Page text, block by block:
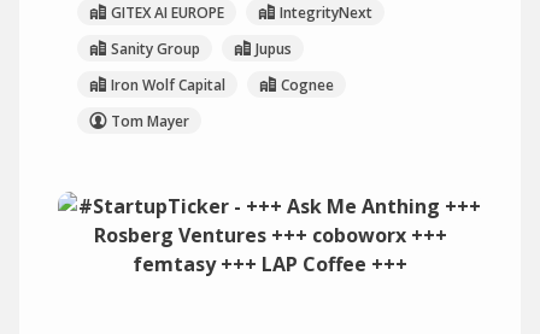
GITEX AI EUROPE
IntegrityNext
Sanity Group
Jupus
Iron Wolf Capital
Cognee
Tom Mayer